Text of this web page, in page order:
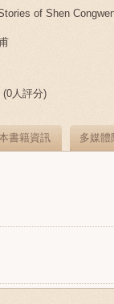
of Shen
(0人評分)
書籍資訊 多媒體